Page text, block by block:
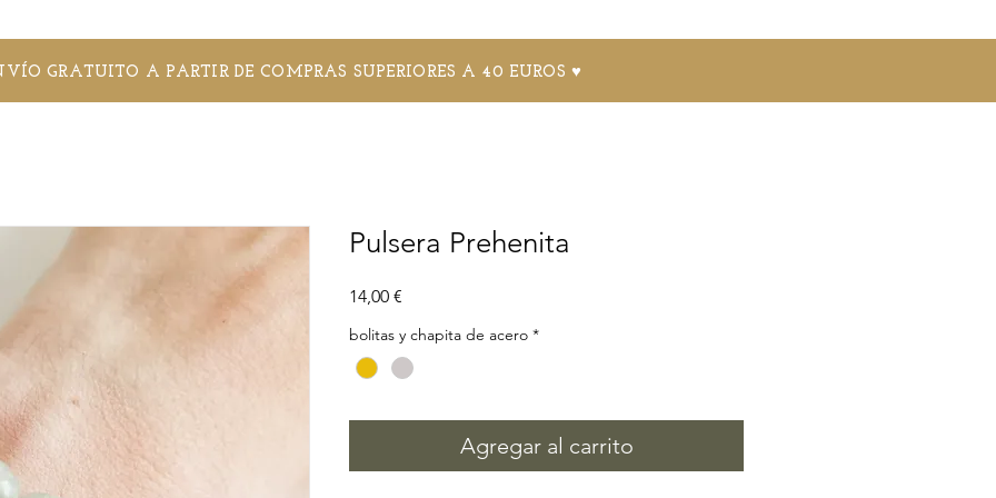
GRATUITO A PARTIR DE COMPRAS SUPERIORES A 40 EUROS ♥
Pulsera Prehenita
14,00 €
bolitas y chapita de acero *
Agregar al carrito